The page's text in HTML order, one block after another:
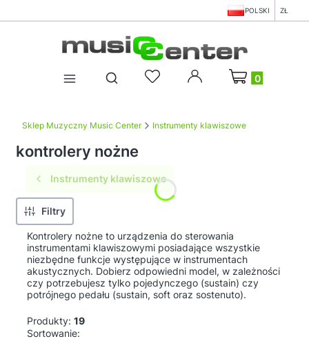
POLSKI ZŁ
Otwórz wyszukiwarkę
Produkty w
Sklep Muzyczny Music Center Instrumenty klawiszowe
kontrolery nożne
Instrumenty klawiszowe
Filtry
Kontrolery nożne to urządzenia do sterowania
instrumentami klawiszowymi posiadające wszystkie
niezbędne funkcje występujące w instrumentach
akustycznych. Dobierz odpowiedni model, w zależności
czy potrzebujesz tylko pojedynczego (sustain) czy
potrójnego pedału (sustain, soft oraz sostenuto).
Produkty: 19
Lista produktów
Sortowanie: